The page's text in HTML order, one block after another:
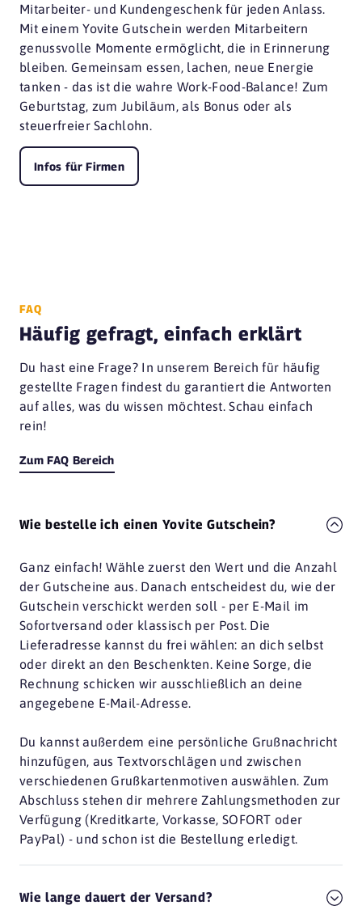
Mitarbeiter- und Kundengeschenk für jeden Anlass.
Mit einem Yovite Gutschein werden Mitarbeitern
genussvolle Momente ermöglicht, die in Erinnerung
bleiben. Gemeinsam essen, lachen, neue Energie
tanken - das ist die wahre Work-Food-Balance! Zum
Geburtstag, zum Jubiläum, als Bonus oder als
steuerfreier Sachlohn.
Infos für Firmen
FAQ
Häufig gefragt, einfach erklärt
Du hast eine Frage? In unserem Bereich für häufig
gestellte Fragen findest du garantiert die Antworten
auf alles, was du wissen möchtest. Schau einfach
rein!
Zum FAQ Bereich
Wie bestelle ich einen Yovite Gutschein?
Ganz einfach! Wähle zuerst den Wert und die Anzahl
der Gutscheine aus. Danach entscheidest du, wie der
Gutschein verschickt werden soll - per E-Mail im
Sofortversand oder klassisch per Post. Die
Lieferadresse kannst du frei wählen: an dich selbst
oder direkt an den Beschenkten. Keine Sorge, die
Rechnung schicken wir ausschließlich an deine
angegebene E-Mail-Adresse.
Du kannst außerdem eine persönliche Grußnachricht
hinzufügen, aus Textvorschlägen und zwischen
verschiedenen Grußkartenmotiven auswählen. Zum
Abschluss stehen dir mehrere Zahlungsmethoden zur
Verfügung (Kreditkarte, Vorkasse, SOFORT oder
PayPal) - und schon ist die Bestellung erledigt.
Wie lange dauert der Versand?